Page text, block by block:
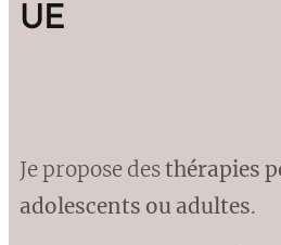
UE
Je propose desthérapies
adolescents ou adultes.